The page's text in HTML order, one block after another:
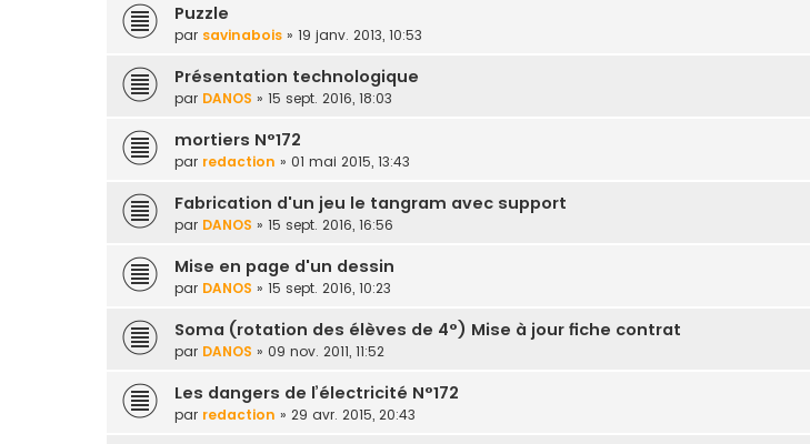
Puzzle
par savinabois » 19 janv. 2013, 10:53
Présentation technologique
par DANOS » 15 sept. 2016, 18:03
mortiers N°172
par redaction » 01 mai 2015, 13:43
Fabrication d'un jeu le tangram avec support
par DANOS » 15 sept. 2016, 16:56
Mise en page d'un dessin
par DANOS » 15 sept. 2016, 10:23
Soma (rotation des élèves de 4°) Mise à jour fiche contrat
par DANOS » 09 nov. 2011, 11:52
Les dangers de l’électricité N°172
par redaction » 29 avr. 2015, 20:43